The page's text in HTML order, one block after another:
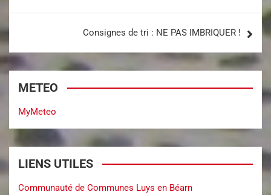
Consignes de tri : NE PAS IMBRIQUER !
METEO
MyMeteo
LIENS UTILES
Communauté de Communes Luys en Béarn